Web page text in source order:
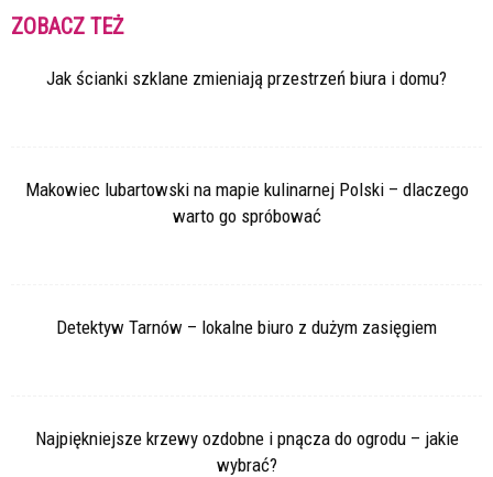
ZOBACZ TEŻ
Jak ścianki szklane zmieniają przestrzeń biura i domu?
Makowiec lubartowski na mapie kulinarnej Polski – dlaczego
warto go spróbować
Detektyw Tarnów – lokalne biuro z dużym zasięgiem
Najpiękniejsze krzewy ozdobne i pnącza do ogrodu – jakie
wybrać?